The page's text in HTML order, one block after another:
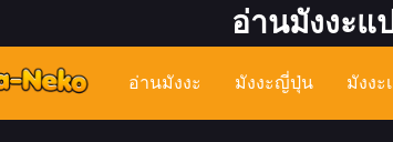
อ่านมังงะแ
อ่านมังงะ มังงะญี่ปุ่น มังงะ